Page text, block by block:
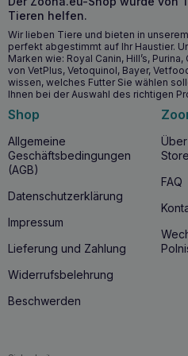
Warum sollten Sie
kidney support 400g
HILL’S Kidney Care k/d cat
ist nicht nur eine schmackhafte
sondern auch ein wichtiger
Nierengesundheit Ihrer Katze.
bei, das Risiko von
unterstützt die allgemeine
Wohlbefinden Ihrer Katze.
HILL’S Kidney Care k/d
Huhn – Dosierung
Tieren helfen.
Wir lieben Tiere und bieten in
perfekt abgestimmt auf Ihr Haustier.
Marken wie: Royal Canin, Hill’s,
von VetPlus, Vetoquinol, Bayer,
wissen, welches Futter Sie wählen
Ihnen bei der Auswahl des richtigen
Shop
Allgemeine
Geschäftsbedingungen
(AGB)
Datenschutzerklärung
Impressum
Lieferung und Zahlung
Widerrufsbelehrung
Beschwerden
Store
FAQ